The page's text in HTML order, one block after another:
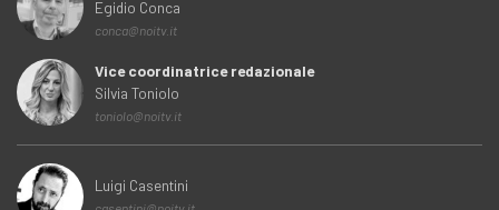
Egidio Conca
conca@noitv.it
Vice coordinatrice redazionale
Silvia Toniolo
toniolo@noitv.it
Luigi Casentini